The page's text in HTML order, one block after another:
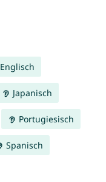
Englisch
Japanisch
Portugiesisch
Spanisch